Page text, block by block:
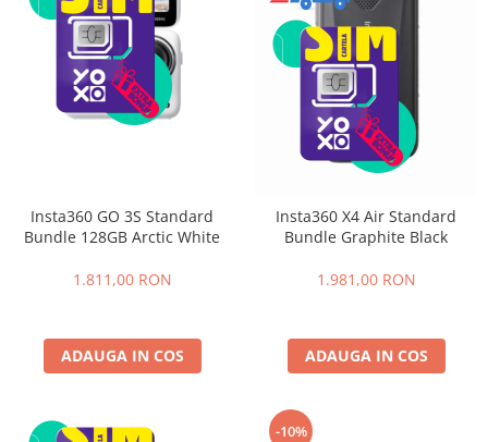
Insta360 GO 3S Standard
Bundle 128GB Arctic White
1.811,00 RON
ADAUGA IN COS
Insta360 X4 Air Standard
Bundle Graphite Black
1.981,00 RON
ADAUGA IN COS
-10%